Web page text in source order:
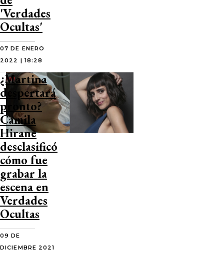
'Verdades
Ocultas'
07 DE ENERO
2022 | 18:28
¿Martina
despertará
pronto?
Camila
Hirane
desclasificó
cómo fue
grabar la
escena en
Verdades
Ocultas
09 DE
DICIEMBRE 2021